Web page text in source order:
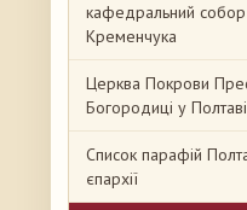
кафедральний
Кременчука
Церква Покрови
Богородиці у Полтаві
Список парафій
єпархії